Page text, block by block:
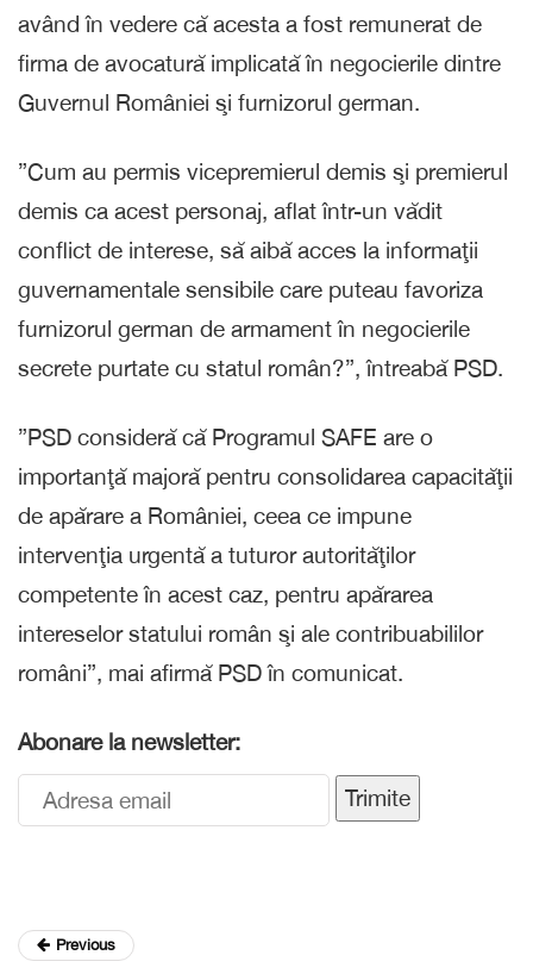
având în vedere că acesta a fost remunerat de
firma de avocatură implicată în negocierile dintre
Guvernul României şi furnizorul german.
”Cum au permis vicepremierul demis şi premierul
demis ca acest personaj, aflat într-un vădit
conflict de interese, să aibă acces la informaţii
guvernamentale sensibile care puteau favoriza
furnizorul german de armament în negocierile
secrete purtate cu statul român?”, întreabă PSD.
”PSD consideră că Programul SAFE are o
importanţă majoră pentru consolidarea capacităţii
de apărare a României, ceea ce impune
intervenţia urgentă a tuturor autorităţilor
competente în acest caz, pentru apărarea
intereselor statului român şi ale contribuabililor
români”, mai afirmă PSD în comunicat.
Abonare la newsletter:
Trimite
Previous